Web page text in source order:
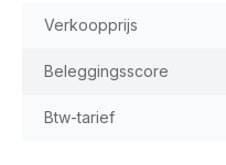
Verkoopprijs
Beleggingsscore
Btw-tarief